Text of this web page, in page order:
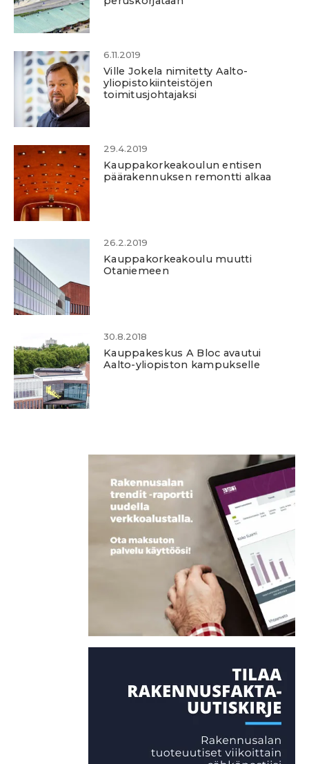
6.11.2019
Ville Jokela nimitetty Aalto-
yliopistokiinteistöjen
toimitusjohtajaksi
29.4.2019
Kauppakorkeakoulun entisen
päärakennuksen remontti alkaa
26.2.2019
Kauppakorkeakoulu muutti
Otaniemeen
30.8.2018
Kauppakeskus A Bloc avautui
Aalto-yliopiston kampukselle